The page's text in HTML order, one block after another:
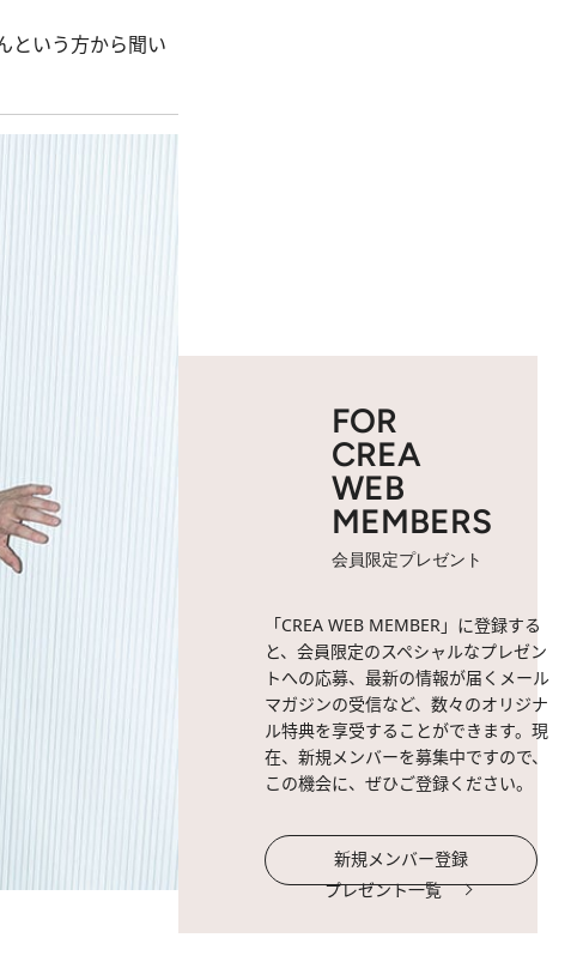
という方から聞い
FOR
CREA
WEB
MEMBERS
会員限定プレゼント
「CREA WEB MEMBER」に登録する
と、会員限定のスペシャルなプレゼン
トへの応募、最新の情報が届くメール
マガジンの受信など、数々のオリジナ
ル特典を享受することができます。現
在、新規メンバーを募集中ですので、
この機会に、ぜひご登録ください。
新規メンバー登録
プレゼント一覧